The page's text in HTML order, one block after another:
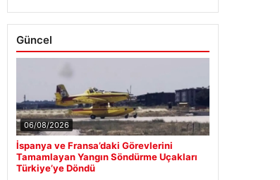
Güncel
06/08/2026
İspanya ve Fransa’daki Görevlerini
Tamamlayan Yangın Söndürme Uçakları
Türkiye’ye Döndü